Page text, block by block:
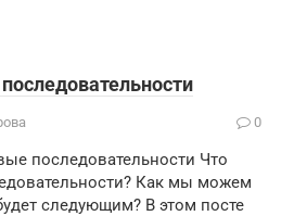
0
последовательности Что
Как мы можем
следующим? В этом посте